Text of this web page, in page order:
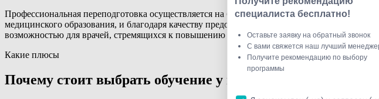
Профессиональная переподготовка осуществляется на базе учебного учреждения с
медицинского образования, и благодаря качеству предоставляемых программ мы
возможностью для врачей, стремящихся к повышению знаний и навыков, не теряя времени
Какие плюсы
Почему стоит выбрать обучение у нас